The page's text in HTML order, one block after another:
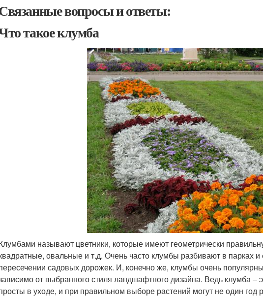
вопросы и ответы:
такое клумба
называют цветники, которые имеют геометрически
овальные и т.д. Очень часто клумбы разбивают в парках
садовых дорожек. И, конечно же, клумбы очень
от выбранного стиля ландшафтного дизайна. Ведь клумба –
в уходе, и при правильном выборе растений могут не один год